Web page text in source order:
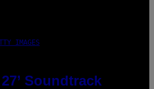
IMAGES
Soundtrack